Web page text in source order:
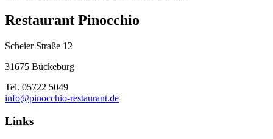
Restaurant Pinocchio
Scheier Straße 12
31675 Bückeburg
Tel. 05722 5049
info@pinocchio-restaurant.de
Links